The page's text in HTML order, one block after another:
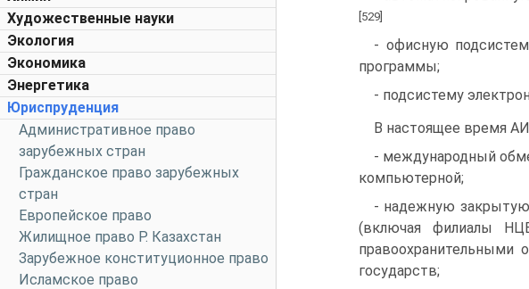
Художественные науки
Экология
Экономика
Энергетика
Юриспруденция
Административное право
зарубежных стран
Гражданское право зарубежных
стран
Европейское право
Жилищное право Р. Казахстан
Зарубежное конституционное право
Исламское право
[529]
- офисную
программы;
- подсистему
В настоящее время
- международный
компьютерной;
- надежную закрытую
(включая филиалы
правоохранительными
государств;